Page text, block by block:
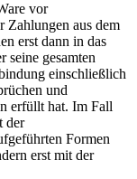
vor
Zahlungen aus dem
erst dann in das
seine gesamten
einschließlich
und
erfüllt hat. Im Fall
der
Formen
erst mit der